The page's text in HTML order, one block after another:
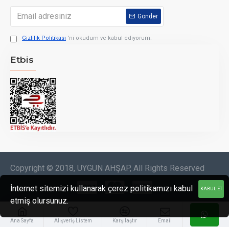
Gönder
Gizlilik Politikası 'ni okudum ve kabul ediyorum.
Etbis
Copyright © 2018, UYGUN AHŞAP, All Rights Reserved
Ana Sayfa Alışveriş Listem Karşılaştır Email
KABUL ET
İnternet sitemizi kullanarak çerez politikamızı kabul
etmiş olursunuz.